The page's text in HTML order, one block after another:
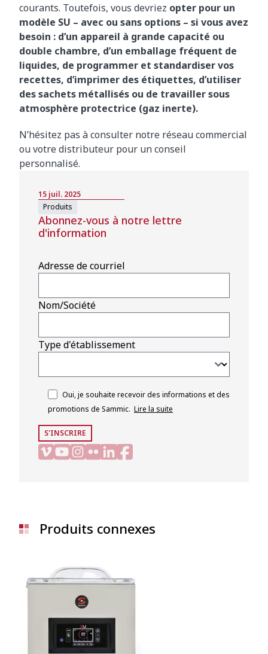
courants. Toutefois, vous devriez opter pour un
modèle SU – avec ou sans options – si vous avez
besoin : d’un appareil à grande capacité ou
double chambre, d’un emballage fréquent de
liquides, de programmer et standardiser vos
recettes, d’imprimer des étiquettes, d’utiliser
des sachets métallisés ou de travailler sous
atmosphère protectrice (gaz inerte).
N’hésitez pas à consulter notre réseau commercial
ou votre distributeur pour un conseil
personnalisé.
15 juil. 2025
Produits
Abonnez-vous à notre lettre
d'information
Adresse de courriel
Nom/Société
Type d'établissement
Oui, je souhaite recevoir des informations et des
promotions de Sammic. Lire la suite
S'INSCRIRE
Produits connexes